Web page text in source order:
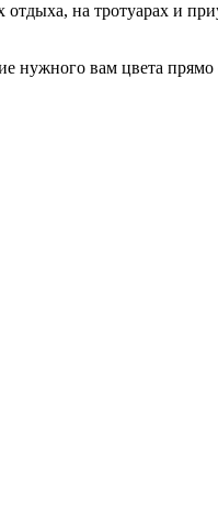
на тротуарах и
нужного вам цвета прямо